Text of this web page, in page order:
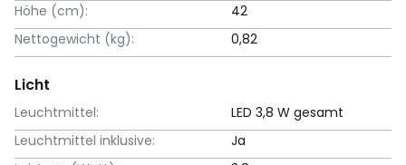
Höhe (cm):
42
Nettogewicht (kg):
0,82
Licht
Leuchtmittel:
LED 3,8 W gesamt
Leuchtmittel inklusive:
Ja